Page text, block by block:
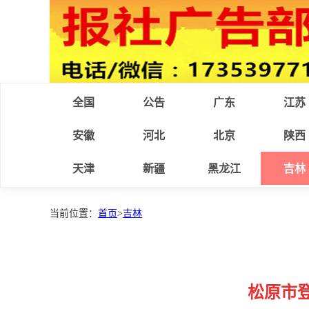
全国 公告 广东 江苏
安徽 河北 北京 陕西
天津 新疆 黑龙江 吉林
当前位置： 首页>吉林
松原市